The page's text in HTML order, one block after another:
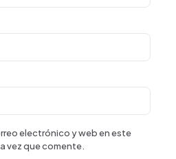
electrónico y web en este
vez que comente.